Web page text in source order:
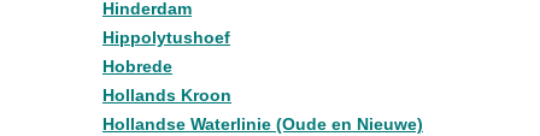
Hinderdam
Hippolytushoef
Hobrede
Hollands Kroon
Hollandse Waterlinie (Oude en Nieuwe)